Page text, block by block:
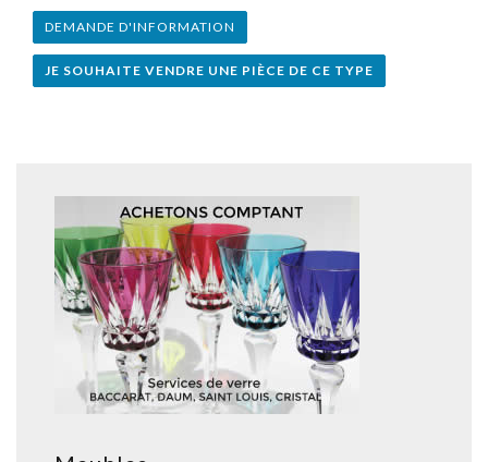
DEMANDE D'INFORMATION
JE SOUHAITE VENDRE UNE PIÈCE DE CE TYPE